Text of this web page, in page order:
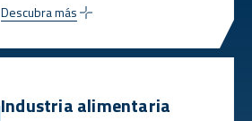
Descubra más
Industria alimentaria